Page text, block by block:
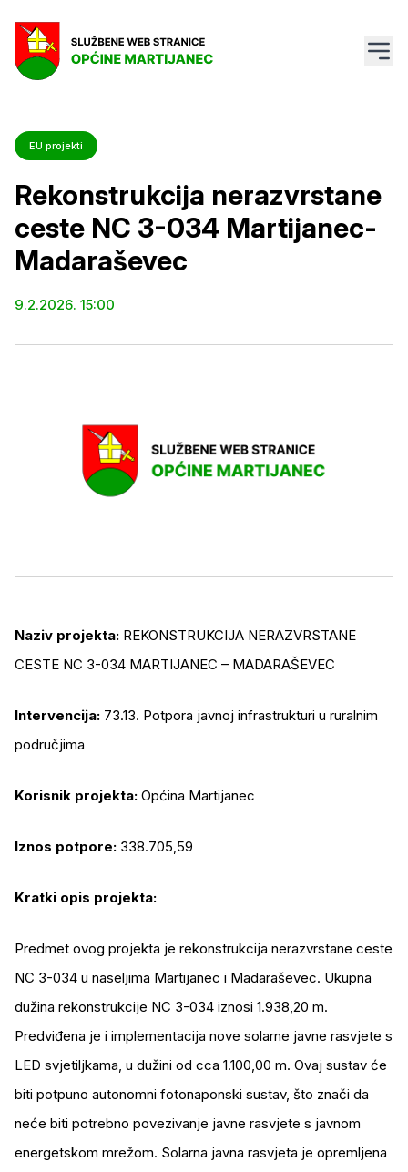
EU projekti
Rekonstrukcija nerazvrstane
ceste NC 3-034 Martijanec-
Madaraševec
9.2.2026. 15:00
Naziv projekta: REKONSTRUKCIJA NERAZVRSTANE
CESTE NC 3-034 MARTIJANEC – MADARAŠEVEC
Intervencija: 73.13. Potpora javnoj infrastrukturi u ruralnim
područjima
Korisnik projekta: Općina Martijanec
Iznos potpore: 338.705,59
Kratki opis projekta:
Predmet ovog projekta je rekonstrukcija nerazvrstane ceste
NC 3-034 u naseljima Martijanec i Madaraševec. Ukupna
dužina rekonstrukcije NC 3-034 iznosi 1.938,20 m.
Predviđena je i implementacija nove solarne javne rasvjete s
LED svjetiljkama, u dužini od cca 1.100,00 m. Ovaj sustav će
biti potpuno autonomni fotonaponski sustav, što znači da
neće biti potrebno povezivanje javne rasvjete s javnom
energetskom mrežom. Solarna javna rasvjeta je opremljena